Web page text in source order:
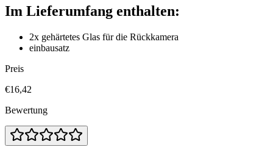
Im Lieferumfang enthalten:
2x gehärtetes Glas für die Rückkamera
einbausatz
Preis
€16,42
Bewertung